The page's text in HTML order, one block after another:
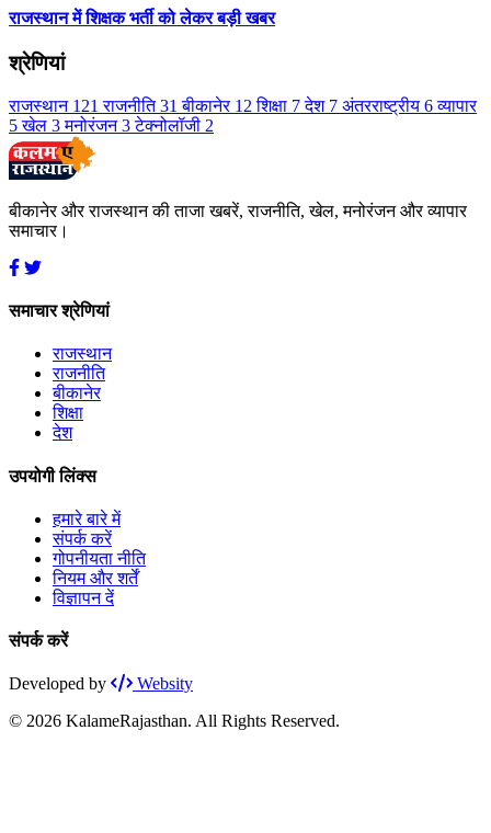
राजस्थान में शिक्षक भर्ती को लेकर बड़ी खबर
श्रेणियां
राजस्थान 121 राजनीति 31 बीकानेर 12 शिक्षा 7 देश 7 अंतरराष्ट्रीय 6 व्यापार
5 खेल 3 मनोरंजन 3 टेक्नोलॉजी 2
बीकानेर और राजस्थान की ताजा खबरें, राजनीति, खेल, मनोरंजन और व्यापार
समाचार।
समाचार श्रेणियां
राजस्थान
राजनीति
बीकानेर
शिक्षा
देश
उपयोगी लिंक्स
हमारे बारे में
संपर्क करें
गोपनीयता नीति
नियम और शर्तें
विज्ञापन दें
संपर्क करें
Developed by
Websity
© 2026 KalameRajasthan. All Rights Reserved.